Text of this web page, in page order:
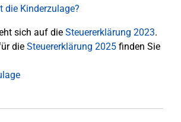
die Kinderzulage?
sich auf die Steuererklärung 2023.
die Steuererklärung 2025 finden Sie